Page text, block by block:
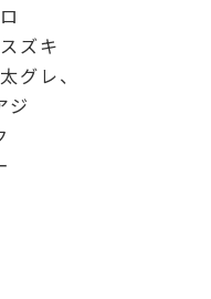
ズキ
グレ、
ジ